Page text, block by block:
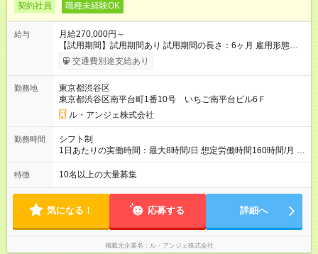
契約社員 職種未経験OK
給与
月給270,000円～
【試用期間】試用期間あり 試用期間の長さ：6ヶ月 雇用形態、
給与は本採用時と同じです。 【雇用形態について】 まずは半年
間、契約社員としてスタートし、 お仕事や環境に少しずつ慣れ
は、 契約社員としての継続も可能です（更新上限なし）
交通費別途支給あり
勤務地
東京都渋谷区
東京都渋谷区南平台町1番10号 いちご南平台ビル6Ｆ
ル・アンジェ株式会社
勤務時間
シフト制
1日あたりの実働時間：最大8時間/日 想定労働時間160時間/月 シ
フト例 ・8時00分～17時00分 ・9時00分～18時00分
特徴 10名以上の大量募集
気になる！ 応募する 詳細へ
掲載元企業名 ル・アンジェ株式会社